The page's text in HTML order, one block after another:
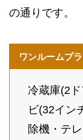
の通りです。
ワンルームプ
冷蔵庫(2
ビ(32イン
除機・テ